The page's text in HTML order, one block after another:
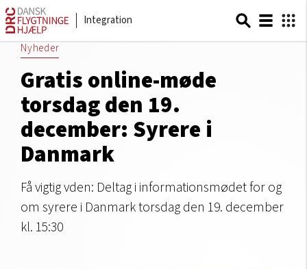
Integration
Nyheder
Gratis online-møde
torsdag den 19.
december: Syrere i
Danmark
Få vigtig vden: Deltag i informationsmødet for og
om syrere i Danmark torsdag den 19. december
kl. 15:30